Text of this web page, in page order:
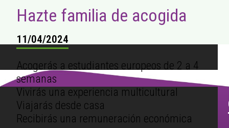
Hazte familia de acogida
11/04/2024
Acogerás a estudiantes europeos de 2 a 4
semanas
Vivirás una experiencia multicultural
Viajarás desde casa
Recibirás una remuneración económica